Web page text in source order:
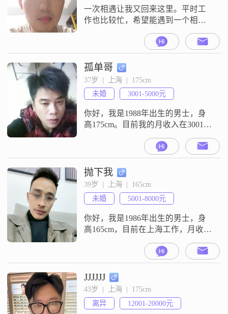
一次相遇让我又回来这里。平时工
作也比较忙，希望能遇到一个相爱
相知的好姑娘，希望她善良。家住
宝山，从小在上海长大，祖籍是江
苏，只会说上海话。喜欢小动物，
想以后结了婚和爱的人养一只汪或
者喵星人。
孤单哥
37岁  |  上海  |  175cm
未婚
3001-5000元
你好，我是1988年出生的男士，身
高175cm。目前我的月收入在3001到
5000元这个范围，工作地点在上
海。我的学历是中专。我的性格方
面，大家给我的评价是成熟稳重，
平时做事比较有耐心，也懂得包
容。在生活上，我一直把家庭看得
比较重，觉得家庭是生活里很重要
的一部分。我没什么特别复杂的经
历，就是普普通通过日子的人。现
在希望
抛下我
39岁  |  上海  |  165cm
未婚
5001-8000元
你好，我是1986年出生的男士，身
高165cm，目前在上海工作，月收入
在5001到8000元之间，学历是中专
##3002##我是一个稳重可靠的人，
平时责任感比较强，性格上乐观积
极，做事也比较成熟稳重##3002##
对于家庭，我一直觉得是非常重要
的，也愿意为了家庭去付出努力
##3002##平时我有自己的兴趣爱
JJJJJJ
43岁  |  上海  |  175cm
离异
12001-20000元